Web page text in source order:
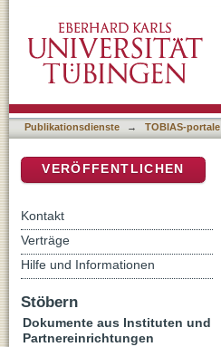
Publikationsdienste → TOBIAS-portale
VERÖFFENTLICHEN
Kontakt
Verträge
Hilfe und Informationen
Stöbern
Dokumente aus Instituten und
Partnereinrichtungen